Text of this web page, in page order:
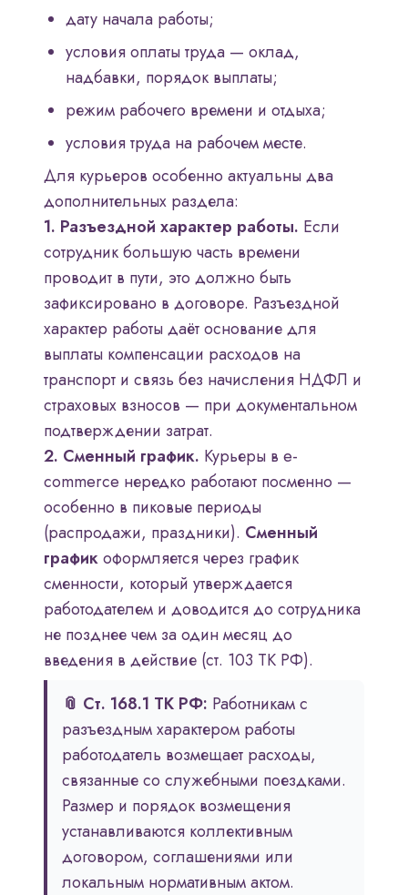
дату начала работы;
условия оплаты труда — оклад,
надбавки, порядок выплаты;
режим рабочего времени и отдыха;
условия труда на рабочем месте.
Для курьеров особенно актуальны два
дополнительных раздела:
1. Разъездной характер работы. Если
сотрудник большую часть времени
проводит в пути, это должно быть
зафиксировано в договоре. Разъездной
характер работы даёт основание для
выплаты компенсации расходов на
транспорт и связь без начисления НДФЛ и
страховых взносов — при документальном
подтверждении затрат.
2. Сменный график. Курьеры в e-
commerce нередко работают посменно —
особенно в пиковые периоды
(распродажи, праздники). Сменный
графикоформляется через график
сменности, который утверждается
работодателем и доводится до сотрудника
не позднее чем за один месяц до
введения в действие (ст. 103 ТК РФ).
📎 Ст. 168.1 ТК РФ: Работникам с
разъездным характером работы
работодатель возмещает расходы,
связанные со служебными поездками.
Размер и порядок возмещения
устанавливаются коллективным
договором, соглашениями или
локальным нормативным актом.